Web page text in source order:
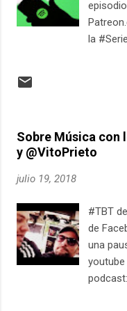
la
Sobre Música con
y @VitoPrieto
julio 19, 2018
#TBT
de
una